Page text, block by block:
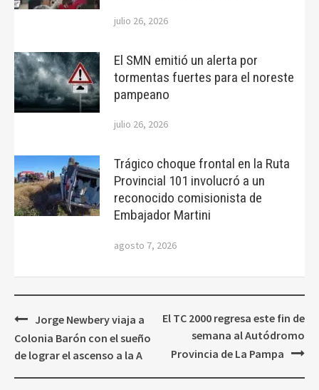
julio 26, 2026
El SMN emitió un alerta por
tormentas fuertes para el noreste
pampeano
julio 26, 2026
Trágico choque frontal en la Ruta
Provincial 101 involucró a un
reconocido comisionista de
Embajador Martini
agosto 7, 2026
Navegación
de
entradas
Jorge Newbery viaja a
Colonia Barón con el sueño
de lograr el ascenso a la A
El TC 2000 regresa este fin de
semana al Autódromo
Provincia de La Pampa